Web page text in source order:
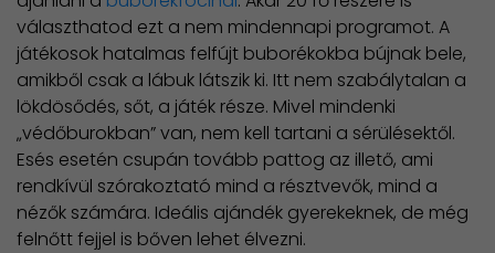
választhatod ezt a nem mindennapi programot. A
játékosok hatalmas felfújt buborékokba bújnak bele,
amikből csak a lábuk látszik ki. Itt nem szabálytalan a
lökdösődés, sőt, a játék része. Mivel mindenki
„védőburokban” van, nem kell tartani a sérülésektől.
Esés esetén csupán tovább pattog az illető, ami
rendkívül szórakoztató mind a résztvevők, mind a
nézők számára. Ideális ajándék gyerekeknek, de még
felnőtt fejjel is bőven lehet élvezni.